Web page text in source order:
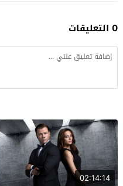
0 التعليقات
02:14:14